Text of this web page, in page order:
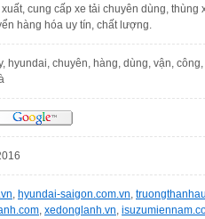
xuất, cung cấp xe tải chuyên dùng,
hàng hóa uy tín, chất lượng.
hyundai, chuyên, hàng, dùng, vận,
, hyundai-saigon.com.vn,
, xedonglanh.vn,